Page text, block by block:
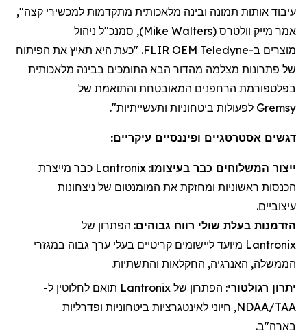
עיבוד אותות תמונה ובינה מלאכותית מתקדמות למכשירי קצה",
אמר מייק וולטרס (
Mike Walters
), סמנכ"ל ניהול
מוצרים ב-Teledyne
FLIR OEM. "כעת היא תאיץ את הפיתוח
של פתרונות מצלמה מהדור הבא התומכים בבינה מלאכותית
בפלטפורמת הרחפנים המאובטחת והתואמת של
Gremsy לפעולות ביטחוניות ותעשייתיות".
דגשים אסטרטגיים ופיננסיים עיקריים:
ייצור המשלוחים כבר בעיצומו:
Lantronix כבר מייצרת
הכנסות ראשוניות ומחזקת את המומנטום של ניצחונות
עיצוביים.
הזדמנות בעלת שולי רווח גבוהים: הפתרון של
Lantronix מיועד ליישומים קריטיים בעלי ערך גבוה במגזרי
הממשלה, האנרגיה, החקלאות והתשתיות.
יתרון רגולטורי: הפתרון של Lantronix תואם לחלוטין ל-
NDAA/TAA, חיוני לאינטגרציות ביטחוניות ופדרליות
בארה"ב.